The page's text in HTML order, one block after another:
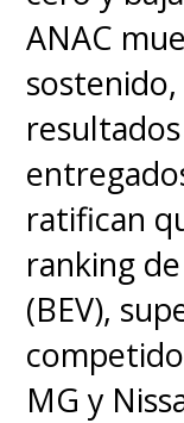
ANAC
ratifican
ranking
(BEV),
MG y